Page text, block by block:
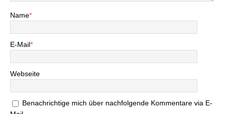
Name*
E-Mail*
Webseite
Benachrichtige mich über nachfolgende Kommentare via E-